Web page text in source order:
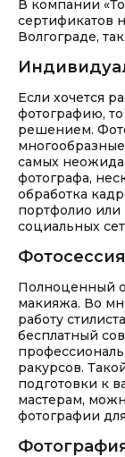
В компании
сертификатов
Волгограде,
Если хочется
фотографию,
решением.
самых
фотографа,
обработка
портфолио или
социальных
Полноценный
макияжа. Во
работу
бесплатный
ракурсов.
подготовки к
мастерам,
фотографии